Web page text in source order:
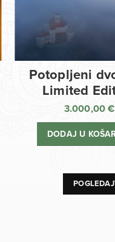
Potopljeni
Limited
3.000,00€
DODAJ U